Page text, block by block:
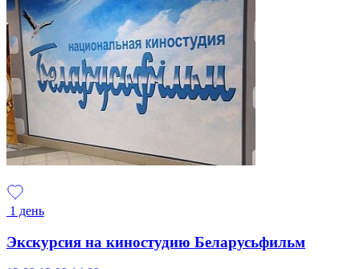
1 день
Экскурсия на киностудию Беларусьфильм